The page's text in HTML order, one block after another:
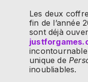
Les deux
fin de l’année
sont déjà
unique de
inoubliables.